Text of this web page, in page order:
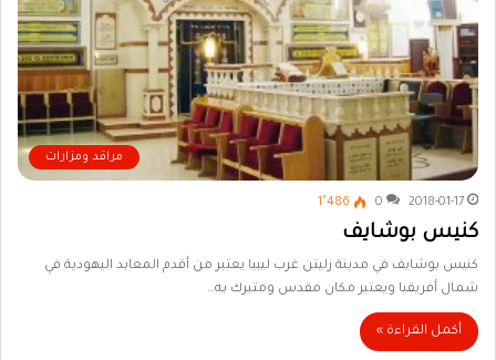
مراقد ومزارات
2018-01-17
0 1٬486
كنيس بوشايف
كنيس بوشايف في مدينة زليتن غرب ليبيا يعتبر من أقدم المعابد اليهودية في
شمال أفريقيا ويعتبر مكان مقدس ومتبرك به…
أكمل القراءة »